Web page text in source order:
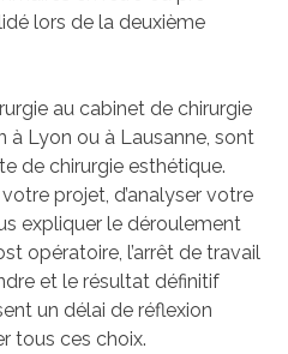
lors de la deuxième
au cabinet de chirurgie
à Lyon ou à Lausanne, sont
de chirurgie esthétique.
projet, d’analyser votre
expliquer le déroulement
opératoire, l’arrêt de travail
et le résultat définitif
un délai de réflexion
tous ces choix.